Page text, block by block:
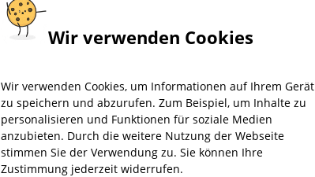
Wir verwenden Cookies
Wir verwenden Cookies, um Informationen auf Ihrem Gerät
zu speichern und abzurufen. Zum Beispiel, um Inhalte zu
personalisieren und Funktionen für soziale Medien
anzubieten. Durch die weitere Nutzung der Webseite
stimmen Sie der Verwendung zu. Sie können Ihre
Zustimmung jederzeit widerrufen.